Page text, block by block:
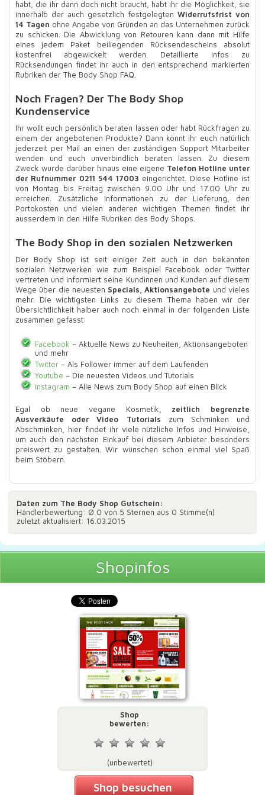
habt, die ihr dann doch nicht braucht, habt ihr die Möglichkeit, sie
innerhalb der auch gesetzlich festgelegten Widerrufsfrist von
14 Tagen ohne Angabe von Gründen an das Unternehmen zurück
zu schicken. Die Abwicklung von Retouren kann dann mit Hilfe
eines jedem Paket beiliegenden Rücksendescheins absolut
kostenfrei abgewickelt werden. Detaillierte Infos zu
Rücksendungen findet ihr auch in den entsprechend markierten
Rubriken der The Body Shop FAQ.
Noch Fragen? Der The Body Shop
Kundenservice
Ihr wollt euch persönlich beraten lassen oder habt Rückfragen zu
einem der angebotenen Produkte? Dann könnt ihr euch natürlich
jederzeit per Mail an einen der zuständigen Support Mitarbeiter
wenden und euch unverbindlich beraten lassen. Zu diesem
Zweck wurde darüber hinaus eine eigene Telefon Hotline unter
der Rufnummer 0211 544 17003 eingerichtet. Diese Hotline ist
von Montag bis Freitag zwischen 9.00 Uhr und 17.00 Uhr zu
erreichen. Zusätzliche Informationen zu der Lieferung, den
Portokosten und vielen anderen wichtigen Themen findet ihr
ausserdem in den Hilfe Rubriken des Body Shops.
The Body Shop in den sozialen Netzwerken
Der Body Shop ist seit einiger Zeit auch in den bekannten
sozialen Netzwerken wie zum Beispiel Facebook oder Twitter
vertreten und informiert seine Kundinnen und Kunden auf diesem
Wege über die neuesten Specials, Aktionsangebote und vieles
mehr. Die wichtigsten Links zu diesem Thema haben wir der
Übersichtlichkeit halber auch noch einmal in der folgenden Liste
zusammen gefasst:
Facebook – Aktuelle News zu Neuheiten, Aktionsangeboten
und mehr
Twitter– Als Follower immer auf dem Laufenden
Youtube – Die neuesten Videos und Tutorials
Instagram – Alle News zum Body Shop auf einen Blick
Egal ob neue vegane Kosmetik, zeitlich begrenzte
Ausverkäufe oder Video Tutorials zum Schminken und
Abschminken, hier findet ihr viele nützliche Infos und Hinweise,
um auch den nächsten Einkauf bei diesem Anbieter besonders
preiswert zu gestalten. Wir wünschen schon einmal viel Spaß
beim Stöbern.
Daten zum The Body Shop Gutschein:
Händlerbewertung: Ø 0 von 5 Sternen aus 0 Stimme(n)
zuletzt aktualisiert: 16.03.2015
Shopinfos
Shop
bewerten:
(unbewertet)
Shop besuchen